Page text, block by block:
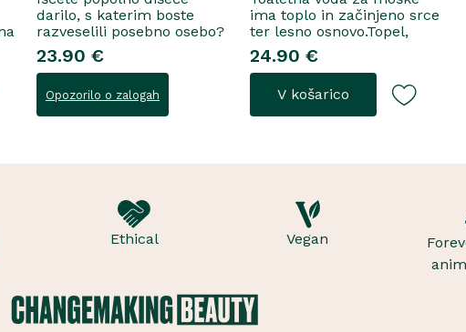
darilo, s katerim boste
razveselili posebno osebo?
Spoznajte naš darilni set
Cherry Blossom Duo,
popolno harmonijo nežne
nege in razkošnega vonja,
ki poskrbi za dobro počutje
23.90 €
Opozorilo o zalogah
ima toplo in začinjeno srce
ter lesno osnovo.Topel,
začinjen vonjToaletna
voda..
24.90 €
V košarico
Ethical Vegan